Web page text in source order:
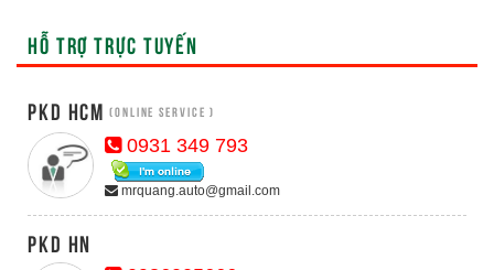
HỖ TRỢ TRỰC TUYẾN
PKD HCM (Online Service )
0931 349 793
mrquang.auto@gmail.com
PKD HN